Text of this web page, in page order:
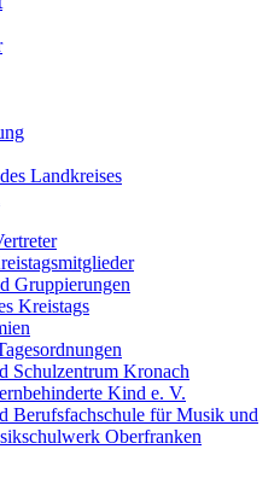
Landkreises
Gruppierungen
Kreistags
Schulzentrum Kronach
Kind e. V.
Berufsfachschule für Musik und
Oberfranken